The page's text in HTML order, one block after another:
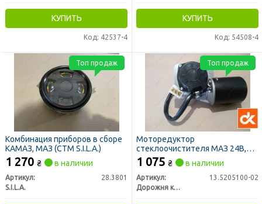
КУПИТЬ
Код: 42537-4
КУПИТЬ
Код: 54508-4
Комбинация приборов в сборе
КАМАЗ, МАЗ (СТМ S.I.L.A.)
1 270 ₴ в наличии
Артикул:
28.3801
S.I.L.A.
Топ продаж
Моторедуктор
стеклоочистителя МАЗ 24В,
50Вт (ДК)
1 075 ₴ в наличии
Артикул:
13.5205100-02
Дорожня карта
Топ продаж